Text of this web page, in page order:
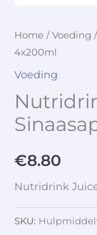
Home /Voeding
4x200ml
Voeding
€8.80
Nutridrink
SKU: